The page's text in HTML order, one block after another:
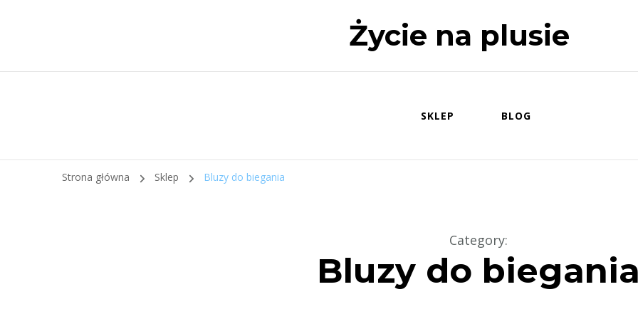
Życie na plusie
SKLEP BLOG
Strona główna Sklep Bluzy do biegania
Category:
Bluzy do